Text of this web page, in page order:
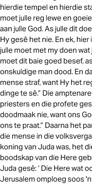
hierdie tempel en hierdie
moet julle reg lewe en
aan julle God. As julle dit
Hy gesê het nie. En ek,
julle moet met my doen
moet dit baie goed besef,
onskuldige man dood. En
mense straf, want Hy het
dinge te sê.” Die
priesters en die profete
doodmaak nie, want ons
ons te praat.” Daarna het
die mense in die
koning van Juda was, het
boodskap van die Here
Juda gesê: ‘ Die Here wat
Jerusalem omploeg soos